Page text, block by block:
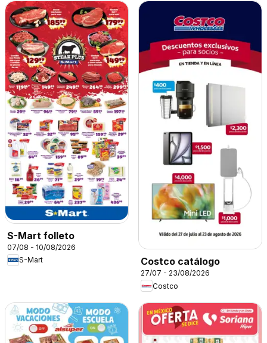
S-Mart folleto
07/08 - 10/08/2026
S-Mart
Costco catálogo
27/07 - 23/08/2026
Costco